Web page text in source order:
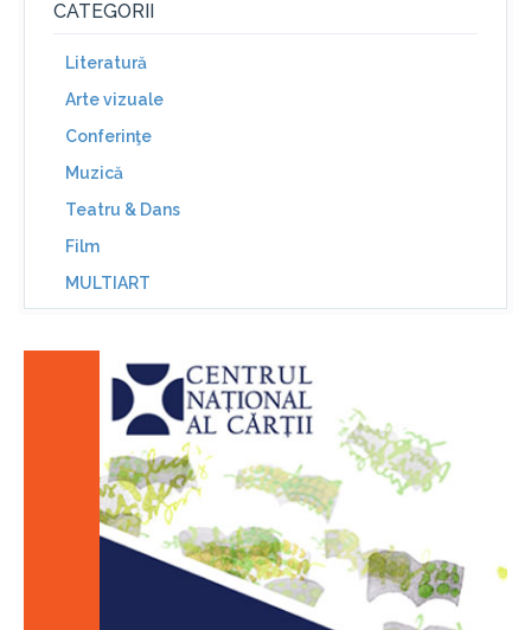
CATEGORII
Literatură
Arte vizuale
Conferinţe
Muzică
Teatru & Dans
Film
MULTIART